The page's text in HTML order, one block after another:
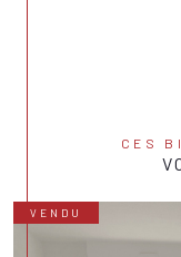
CES
VENDU